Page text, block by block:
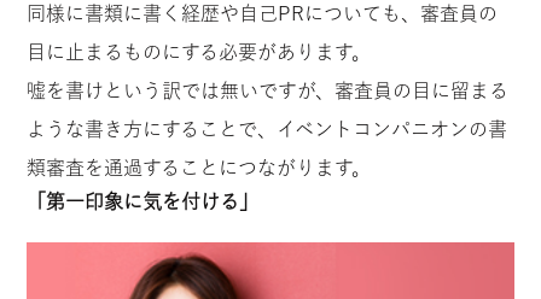
同様に書類に書く経歴や自己PRについても、審査員の
目に止まるものにする必要があります。
嘘を書けという訳では無いですが、審査員の目に留まる
ような書き方にすることで、イベントコンパニオンの書
類審査を通過することにつながります。
「第一印象に気を付ける」